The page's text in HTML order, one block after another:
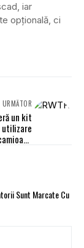
iar
opțională, ci
URMĂTOR
un kit
Sunt Marcate Cu